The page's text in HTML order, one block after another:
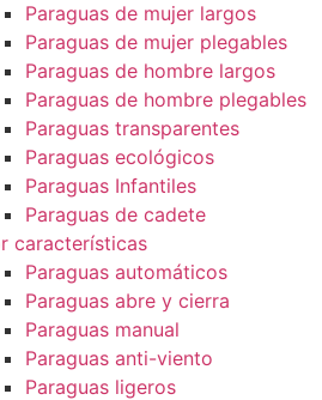
Paraguas de mujer largos
Paraguas de mujer plegables
Paraguas de hombre largos
Paraguas de hombre plegables
Paraguas transparentes
Paraguas ecológicos
Paraguas Infantiles
Paraguas de cadete
características
Paraguas automáticos
Paraguas abre y cierra
Paraguas manual
Paraguas anti-viento
Paraguas ligeros